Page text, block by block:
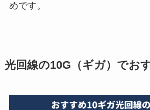
めです。
光回線の10G（ギガ）でお